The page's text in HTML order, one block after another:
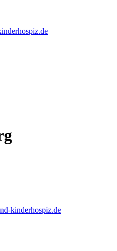
kinderhospiz.de